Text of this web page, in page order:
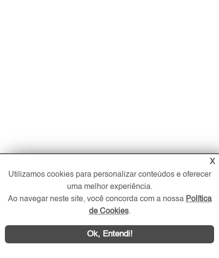
Imóveis
X
Utilizamos cookies para personalizar conteúdos e oferecer
uma melhor experiência.
Ao navegar neste site, você concorda com a nossa Política
de Cookies.
Ok, Entendi!